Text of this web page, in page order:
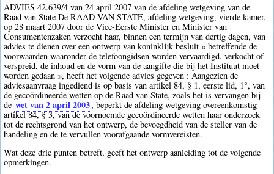
ADVIES 42.639/4 van 24 april 2007 van de afdeling wetgeving van de
Raad van State De RAAD VAN STATE, afdeling wetgeving, vierde kamer,
op 28 maart 2007 door de Vice-Eerste Minister en Minister van
Consumentenzaken verzocht haar, binnen een termijn van dertig dagen, van
advies te dienen over een ontwerp van koninklijk besluit « betreffende de
voorwaarden waaronder de telefoongidsen worden vervaardigd, verkocht of
verspreid, de inhoud en de vorm van de aangifte die bij het Instituut moet
worden gedaan », heeft het volgende advies gegeven : Aangezien de
adviesaanvraag ingediend is op basis van artikel 84, § 1, eerste lid, 1°, van
de gecoördineerde wetten op de Raad van State, zoals het is vervangen bij
de wet van 2 april 2003, beperkt de afdeling wetgeving overeenkomstig
artikel 84, § 3, van de voornoemde gecoördineerde wetten haar onderzoek
tot de rechtsgrond van het ontwerp, de bevoegdheid van de steller van de
handeling en de te vervullen voorafgaande vormvereisten.
Wat deze drie punten betreft, geeft het ontwerp aanleiding tot de volgende
opmerkingen.